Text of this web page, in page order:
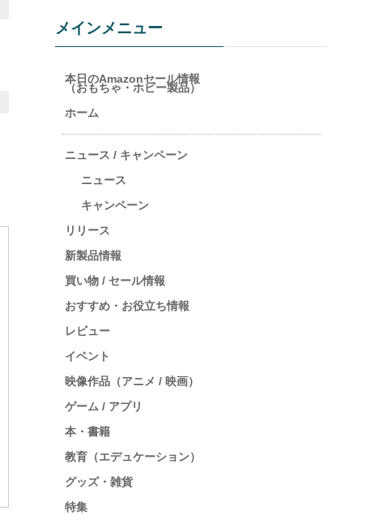
メインメニュー
本日のAmazonセール情報
（おもちゃ・ホビー製品）
ホーム
ニュース / キャンペーン
ニュース
キャンペーン
リリース
新製品情報
買い物 / セール情報
おすすめ・お役立ち情報
レビュー
イベント
映像作品（アニメ / 映画）
ゲーム / アプリ
本・書籍
教育（エデュケーション）
グッズ・雑貨
特集